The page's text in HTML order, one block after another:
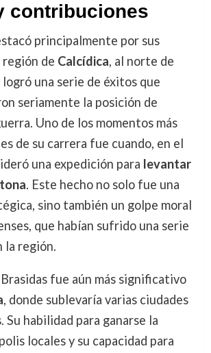
contribuciones
principalmente por sus
de Calcídica, al norte de
una serie de éxitos que
seriamente la posición de
Uno de los momentos más
de su carrera fue cuando, en el
una expedición para levantar
. Este hecho no solo fue una
sino también un golpe moral
que habían sufrido una serie
la región.
fue aún más significativo
, donde sublevaría varias ciudades
Su habilidad para ganarse la
locales y su capacidad para